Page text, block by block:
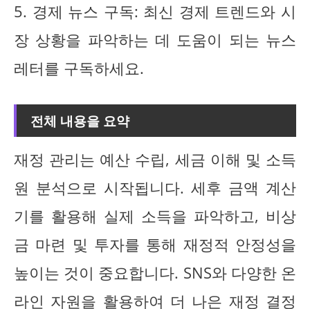
5. 경제 뉴스 구독: 최신 경제 트렌드와 시
장 상황을 파악하는 데 도움이 되는 뉴스
레터를 구독하세요.
전체 내용을 요약
재정 관리는 예산 수립, 세금 이해 및 소득
원 분석으로 시작됩니다. 세후 금액 계산
기를 활용해 실제 소득을 파악하고, 비상
금 마련 및 투자를 통해 재정적 안정성을
높이는 것이 중요합니다. SNS와 다양한 온
라인 자원을 활용하여 더 나은 재정 결정